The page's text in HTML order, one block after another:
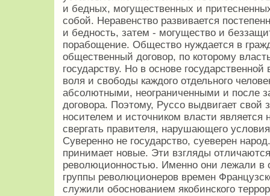
и бедных, могущественных и
собой. Неравенство развивается
и бедность, затем - могущество и
порабощение. Общество нуждается в
общественный договор, по которому
государству. Но в основе
воля и свободы каждого отдельного
абсолютными, неограниченными и после
договора. Поэтому, Руссо выдвигает свой
носителем и источником власти
свергать правителя, нарушающего
Суверенно не государство, суеверен
принимает новые. Эти взгляды
революционностью. Именно они лежали в
группы революционеров времен
служили обоснованием якобинского